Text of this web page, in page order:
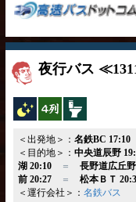
夜行バス
夜行バス
横4列
＜出発地＞： 名鉄BC 17:10
＜目的地＞： 中央道辰野
湖 20:10＝ 長野道広丘
前 20:27＝ 松本ＢＴ
＜運行会社＞： 名鉄バス